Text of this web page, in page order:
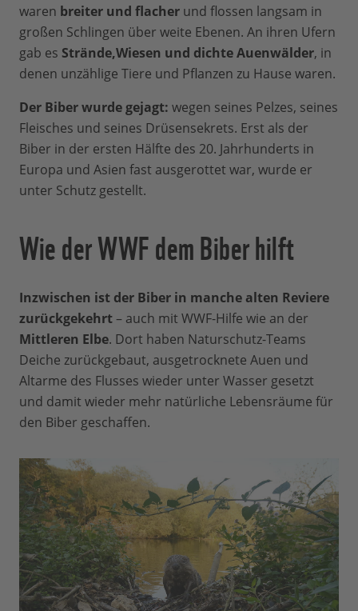
waren breiter und flacher und flossen langsam in
großen Schlingen über weite Ebenen. An ihren Ufern
gab es Strände,Wiesen und dichte Auenwälder, in
denen unzählige Tiere und Pflanzen zu Hause waren.
Der Biber wurde gejagt: wegen seines Pelzes, seines
Fleisches und seines Drüsensekrets. Erst als der
Biber in der ersten Hälfte des 20. Jahrhunderts in
Europa und Asien fast ausgerottet war, wurde er
unter Schutz gestellt.
Wie der WWF dem Biber hilft
Inzwischen ist der Biber in manche alten Reviere
zurückgekehrt– auch mit WWF-Hilfe wie an der
Mittleren Elbe. Dort haben Naturschutz-Teams
Deiche zurückgebaut, ausgetrocknete Auen und
Altarme des Flusses wieder unter Wasser gesetzt
und damit wieder mehr natürliche Lebensräume für
den Biber geschaffen.